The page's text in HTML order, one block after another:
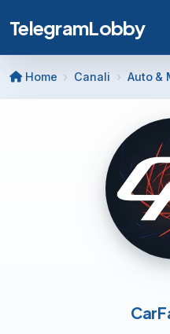
TelegramLobby
Home Canali Auto &